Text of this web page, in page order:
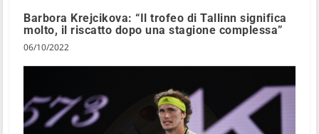
Barbora Krejcikova: “Il trofeo di Tallinn significa
molto, il riscatto dopo una stagione complessa”
06/10/2022